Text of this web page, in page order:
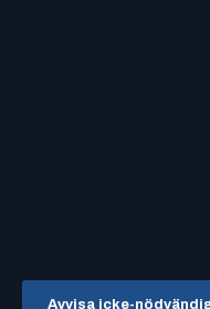
Avvisa icke-